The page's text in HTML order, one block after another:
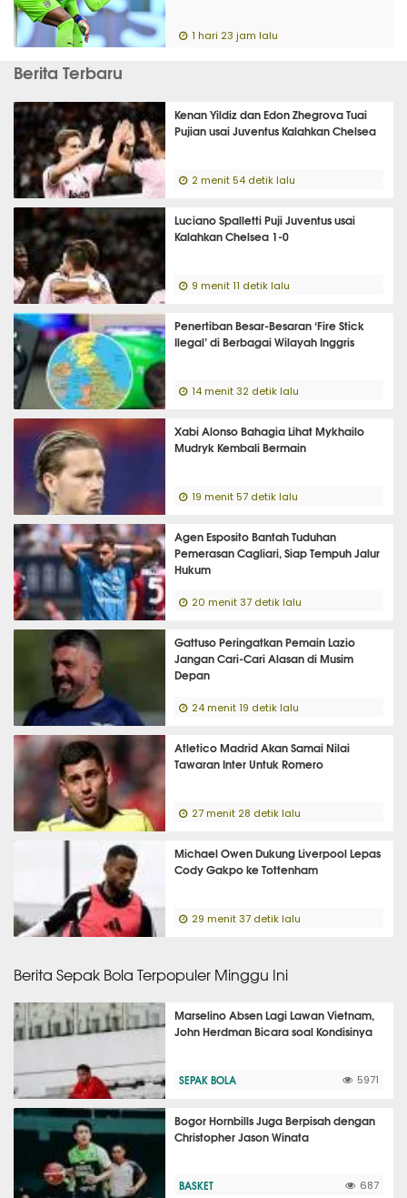
1 hari 23 jam lalu
Berita Terbaru
Kenan Yildiz dan Edon Zhegrova Tuai
Pujian usai Juventus Kalahkan Chelsea
2 menit 54 detik lalu
Luciano Spalletti Puji Juventus usai
Kalahkan Chelsea 1-0
9 menit 11 detik lalu
Penertiban Besar-Besaran ‘Fire Stick
Ilegal’ di Berbagai Wilayah Inggris
14 menit 32 detik lalu
Xabi Alonso Bahagia Lihat Mykhailo
Mudryk Kembali Bermain
19 menit 57 detik lalu
Agen Esposito Bantah Tuduhan
Pemerasan Cagliari, Siap Tempuh Jalur
Hukum
20 menit 37 detik lalu
Gattuso Peringatkan Pemain Lazio
Jangan Cari-Cari Alasan di Musim
Depan
24 menit 19 detik lalu
Atletico Madrid Akan Samai Nilai
Tawaran Inter Untuk Romero
27 menit 28 detik lalu
Michael Owen Dukung Liverpool Lepas
Cody Gakpo ke Tottenham
29 menit 37 detik lalu
Berita Sepak Bola Terpopuler Minggu Ini
Marselino Absen Lagi Lawan Vietnam,
John Herdman Bicara soal Kondisinya
SEPAK BOLA 5971
Bogor Hornbills Juga Berpisah dengan
Christopher Jason Winata
BASKET 687